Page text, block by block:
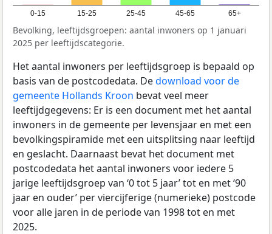
0-15 15-25 25-45 45-65 65+
Bevolking, leeftijdsgroepen: aantal inwoners op 1 januari
2025 per leeftijdscategorie.
Het aantal inwoners per leeftijdsgroep is bepaald op
basis van de postcodedata. Dedownload voor de
gemeente Hollands Kroon bevat veel meer
leeftijdgegevens: Er is een document met het aantal
inwoners in de gemeente per levensjaar en met een
bevolkingspiramide met een uitsplitsing naar leeftijd
en geslacht. Daarnaast bevat het document met
postcodedata het aantal inwoners voor iedere 5
jarige leeftijdsgroep van ‘0 tot 5 jaar’ tot en met ‘90
jaar en ouder’ per viercijferige (numerieke) postcode
voor alle jaren in de periode van 1998 tot en met
2025.